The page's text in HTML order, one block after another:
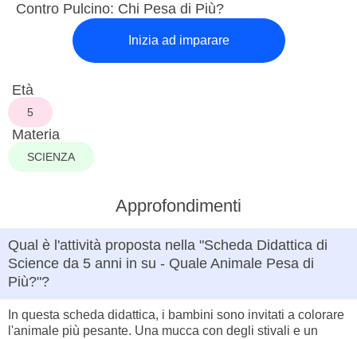
Contro Pulcino: Chi Pesa di Più?
Inizia ad imparare
Età
5
Materia
SCIENZA
Approfondimenti
Qual è l'attività proposta nella "Scheda Didattica di
Science da 5 anni in su - Quale Animale Pesa di
Più?"?
In questa scheda didattica, i bambini sono invitati a colorare
l'animale più pesante. Una mucca con degli stivali e un